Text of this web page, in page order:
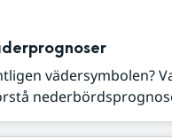
vädersymbolen?